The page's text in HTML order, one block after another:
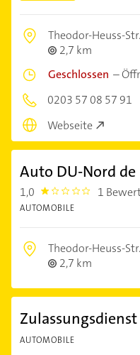
Theodor-Heuss-
2,7 km
Geschlossen –
0203 57 08 57 91
Webseite
Auto DU-Nord de
1,0 1.0 1
AUTOMOBILE
Theodor-Heuss-
2,7 km
AUTOMOBILE